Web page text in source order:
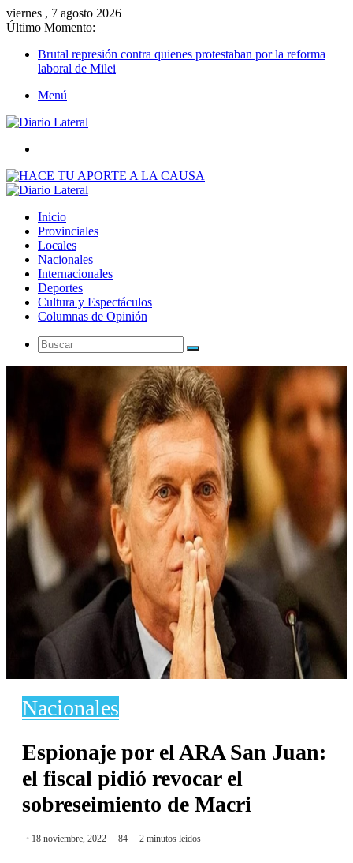
viernes , 7 agosto 2026
Último Momento:
Brutal represión contra quienes protestaban por la reforma
laboral de Milei
Menú
Inicio
Provinciales
Locales
Nacionales
Internacionales
Deportes
Cultura y Espectáculos
Columnas de Opinión
Buscar
Nacionales
Espionaje por el ARA San Juan:
el fiscal pidió revocar el
sobreseimiento de Macri
18 noviembre, 2022 84 2 minutos leídos